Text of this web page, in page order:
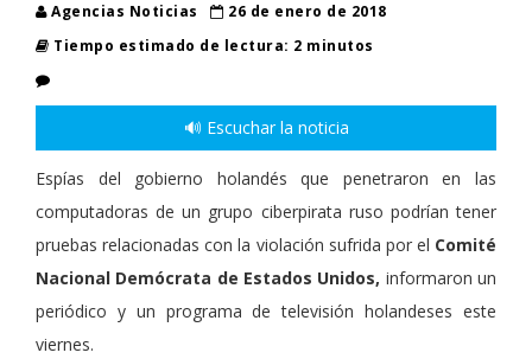
Agencias Noticias
26 de enero de 2018
Tiempo estimado de lectura: 2 minutos
🔊 Escuchar la noticia
Espías del gobierno holandés que penetraron en las
computadoras de un grupo ciberpirata ruso podrían tener
pruebas relacionadas con la violación sufrida por el Comité
Nacional Demócrata de Estados Unidos, informaron un
periódico y un programa de televisión holandeses este
viernes.